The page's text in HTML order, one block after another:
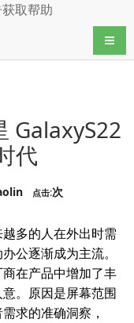
获取帮助
导航
GalaxyS22
代
点击:次
多的人在外出时需
公逐渐成为主流。
在产品中增加了丰
。原因是屏幕范围
求的准确洞察，